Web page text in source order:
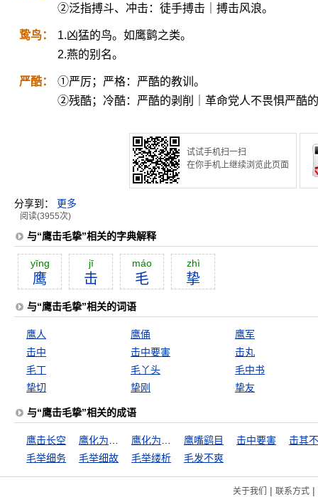
②泛指搏斗、冲击：徒手搏击｜搏击风浪。
鸷鸟：
1.凶猛的鸟。如鹰鹯之类。
2.燕的别名。
严酷：
①严厉；严格：严酷的教训。
②残酷；冷酷：严酷的剥削｜革命党人不畏惧严酷
试试手机扫一扫
在你手机上继续浏览此页面
分享到： 更多
阅读(3955次)
与“鹰击毛挚”相关的字典解释
yīng
鹰
jī
击
máo
毛
zhì
挚
与“鹰击毛挚”相关的词语
鹰人 鹰俑
鹰军
击中
击中要害
击丸
毛丁
毛丫头
毛中书
挚切
挚刚 挚友
与“鹰击毛挚”相关的成语
鹰击长空 鹰嘴鹞目 击中要害
击其
毛举细务
毛举细故 毛举缕析 毛发不爽
关于我们 | 联系方式|